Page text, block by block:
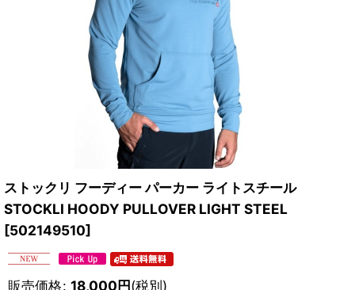
ストックリ フーディー パーカー ライトスチール
STOCKLI HOODY PULLOVER LIGHT STEEL
[502149510]
販売価格: 18,000円(税別)